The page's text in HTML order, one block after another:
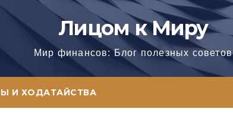
Лицом к Миру
Мир финансов: Блог полезных советов
И ХОДАТАЙСТВА